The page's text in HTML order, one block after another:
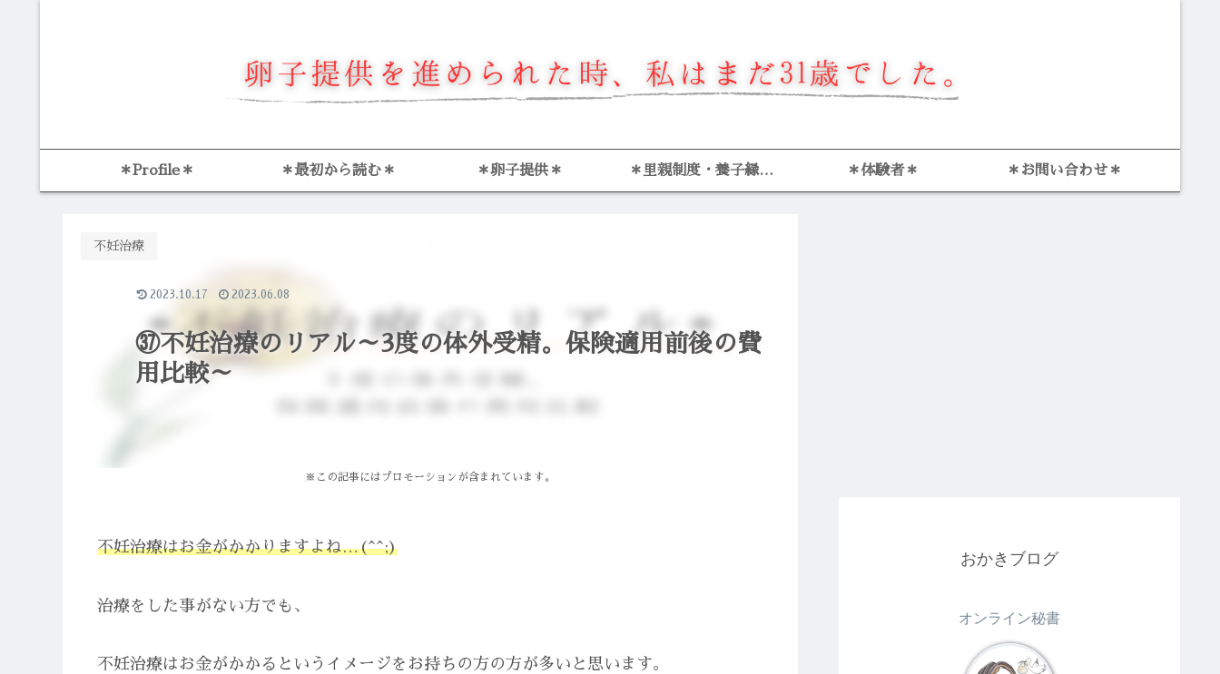
＊Profile＊ ＊最初から読む＊ ＊卵子提供＊
＊里親制度・養子縁組
＊
＊体験者＊ ＊お問い合わせ＊
㊲不妊治療のリアル～3度の体外受精。保険適用前後の費
用比較～
不妊治療
2023.10.17 2023.06.08
※この記事にはプロモーションが含まれています。
不妊治療はお金がかかりますよね…(^^;)
治療をした事がない方でも、
不妊治療はお金がかかるというイメージをお持ちの方の方が多いと思います。
おかきブログ
オンライン秘書